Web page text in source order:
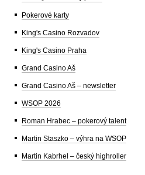
Pokerové karty
King's Casino Rozvadov
King's Casino Praha
Grand Casino Aš
Grand Casino Aš – newsletter
WSOP 2026
Roman Hrabec – pokerový talent
Martin Staszko – výhra na WSOP
Martin Kabrhel – český highroller